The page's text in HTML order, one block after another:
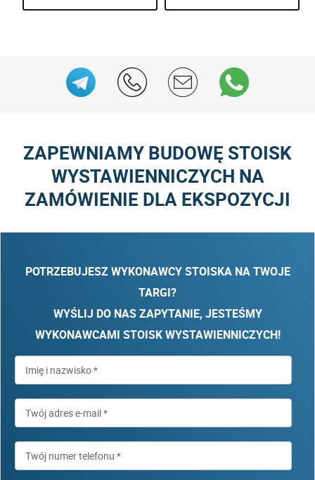
ZAPEWNIAMY BUDOWĘ STOISK
WYSTAWIENNICZYCH NA
ZAMÓWIENIE DLA EKSPOZYCJI
POTRZEBUJESZ WYKONAWCY STOISKA NA TWOJE
TARGI?
WYŚLIJ DO NAS ZAPYTANIE, JESTEŚMY
WYKONAWCAMI STOISK WYSTAWIENNICZYCH!